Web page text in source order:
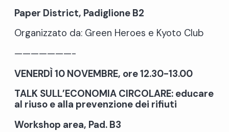
Paper District, Padiglione B2
Organizzato da: Green Heroes e Kyoto Club
———————-
VENERDÌ 10 NOVEMBRE, ore 12.30-13.00
TALK SULL’ECONOMIA CIRCOLARE: educare
al riuso e alla prevenzione dei rifiuti
Workshop area, Pad. B3